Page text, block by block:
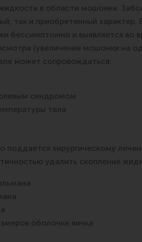
в области мошонки.
так и приобретенный характер.
бессимптомно и выявляется во
(увеличение мошонки на
может сопровождаться:
синдромом
тела
поддается хирургическому
удалить скопление
оболочки яичка